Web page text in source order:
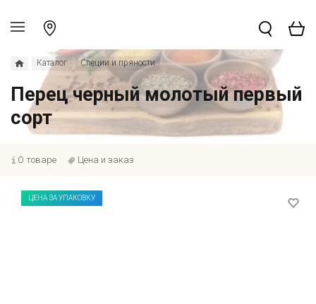
Каталог Специи и пряности
Перец черный молотый первый
сорт
О товаре Цена и заказ
ЦЕНА ЗА УПАКОВКУ